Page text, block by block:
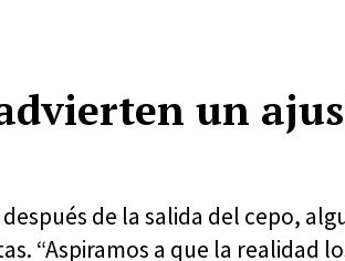
un
de la salida del cepo,
“Aspiramos a que la realidad